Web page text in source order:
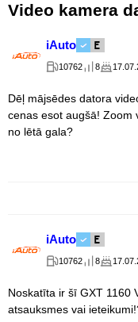
Video kamera
iAuto
10762 8
Dēļ mājsēdes datora
cenas esot augšā! Zoom
no lētā gala?
iAuto
10762 8
Noskatīta ir šī GXT 1160
atsauksmes vai